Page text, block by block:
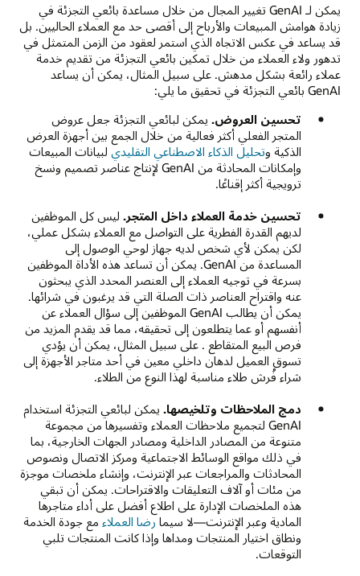
يمكن لـ GenAI تغيير المجال من خلال مساعدة بائعي التجزئة في
زيادة هوامش المبيعات والأرباح إلى أقصى حد مع العملاء الحاليين. بل
قد يساعد في عكس الاتجاه الذي استمر لعقود من الزمن المتمثل في
تدهور ولاء العملاء من خلال تمكين بائعي التجزئة من تقديم خدمة
عملاء رائعة بشكل مدهش. على سبيل المثال، يمكن أن يساعد
GenAI بائعي التجزئة في تحقيق ما يلي:
تحسين العروض. يمكن لبائعي التجزئة جعل عروض
المتجر الفعلي أكثر فعالية من خلال الجمع بين أجهزة العرض
الذكية وتحليل الذكاء الاصطناعي التقليدي لبيانات المبيعات
وإمكانات المحادثة من GenAI لإنتاج عناصر تصميم ونسخ
ترويجية أكثر إقناعًا.
تحسين خدمة العملاء داخل المتجر. ليس كل الموظفين
لديهم القدرة الفطرية على التواصل مع العملاء بشكل عملي،
لكن يمكن لأي شخص لديه جهاز لوحي الوصول إلى
المساعدة من GenAI. يمكن أن تساعد هذه الأداة الموظفين
بسرعة في توجيه العملاء إلى العنصر المحدد الذي يبحثون
عنه واقتراح العناصر ذات الصلة التي قد يرغبون في شرائها.
يمكن أن يطالب GenAI الموظفين إلى سؤال العملاء عن
أنفسهم أو عما يتطلعون إلى تحقيقه، مما قد يقدم المزيد من
فرص البيع المتقاطع . على سبيل المثال، يمكن أن يؤدي
تسوق العميل لدهان داخلي معين في أحد متاجر الأجهزة إلى
شراء فُرش طلاء مناسبة لهذا النوع من الطلاء.
دمج الملاحظات وتلخيصها. يمكن لبائعي التجزئة استخدام
GenAI لتجميع ملاحظات العملاء وتفسيرها من مجموعة
متنوعة من المصادر الداخلية ومصادر الجهات الخارجية، بما
في ذلك مواقع الوسائط الاجتماعية ومركز الاتصال ونصوص
المحادثات والمراجعات عبر الإنترنت، وإنشاء ملخصات موجزة
من مئات أو آلاف التعليقات والاقتراحات. يمكن أن تبقي
هذه الملخصات الإدارة على اطلاع أفضل على أداء متاجرها
المادية وعبر الإنترنت—لا سيما رضا العملاء مع جودة الخدمة
ونطاق اختيار المنتجات ومداها وإذا كانت المنتجات تلبي
التوقعات.